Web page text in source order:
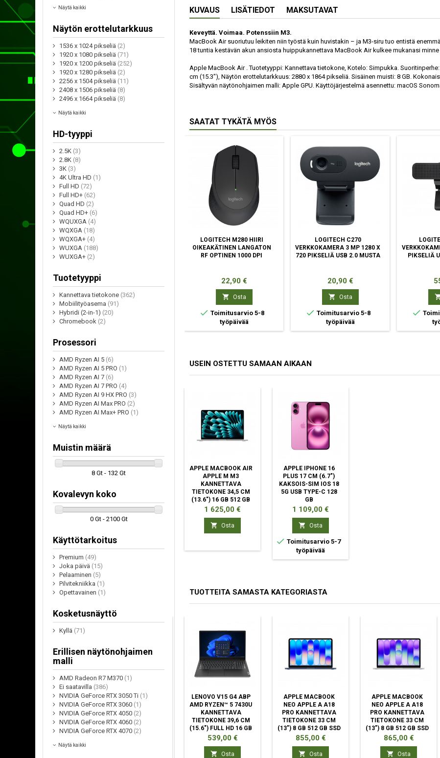
Näytä kaikki
Näytön erottelutarkkuus
1536 x 1024 pikseliä (2)
1920 x 1080 pikseliä (71)
1920 x 1200 pikseliä (252)
1920 x 1280 pikseliä (2)
2256 x 1504 pikseliä (11)
2408 x 1506 pikseliä (8)
2496 x 1664 pikseliä (8)
Näytä kaikki
HD-tyyppi
2.5K (3)
2.8K (8)
3K (3)
4K Ultra HD (1)
Full HD (72)
Full HD+ (62)
Quad HD (2)
Quad HD+ (6)
WQUXGA (4)
WQXGA (18)
WQXGA+ (4)
WUXGA (188)
WUXGA+ (2)
Tuotetyyppi
Kannettava tietokone (362)
Mobiilityöasema (91)
Hybridi (2-in-1) (20)
Chromebook (2)
Prosessori
AMD Ryzen AI 5 (6)
AMD Ryzen AI 5 PRO (1)
AMD Ryzen AI 7 (6)
AMD Ryzen AI 7 PRO (4)
AMD Ryzen AI 9 HX PRO (3)
AMD Ryzen AI Max PRO (2)
AMD Ryzen AI Max+ PRO (1)
Näytä kaikki
Muistin määrä
8 Gt - 132 Gt
Kovalevyn koko
0 Gt - 2100 Gt
Käyttötarkoitus
Premium (49)
Joka päivä (15)
Pelaaminen (5)
Pilvitekniikka (1)
Opettavainen (1)
Kosketusnäyttö
Kyllä (71)
Erillisen näytönohjaimen
malli
AMD Radeon R7 M370 (1)
Ei saatavilla (386)
NVIDIA GeForce RTX 3050 Ti (1)
NVIDIA GeForce RTX 3060 (1)
NVIDIA GeForce RTX 4050 (2)
NVIDIA GeForce RTX 4060 (2)
NVIDIA GeForce RTX 4070 (2)
Näytä kaikki
KUVAUS LISÄTIEDOT MAKSUTAVAT
Keveyttä. Voimaa. Potenssiin M3.
MacBook Air suoriutuu leikiten niin työstä kuin huvistakin – ja M3-siru tuo entistä
18 tuntia kestävän akun ansiosta huippu­kannettava MacBook Air kulkee mukanasi
Apple MacBook Air . Tuotetyyppi: Kannettava tietokone, Kotelo: Simpukka.
cm (15.3"), Näytön erottelutarkkuus: 2880 x 1864 pikseliä. Sisäinen muisti: 8 GB.
Sisältyvän näytönohjaimen malli: Apple GPU. Käyttöjärjestelmä asennettu: macOS
SAATAT TYKÄTÄ MYÖS
LOGITECH M280 HIIRI
OIKEAKÄTINEN LANGATON
RF OPTINEN 1000 DPI
Hinta
22,90 €
 Osta
 Toimitusarvio 5-8
työpäivää
LOGITECH C270
VERKKOKAMERA 3 MP 1280 X
720 PIKSELIÄ USB 2.0 MUSTA
Hinta
20,90 €
 Osta
 Toimitusarvio 5-8
työpäivää
PIKSELIÄ

USEIN OSTETTU SAMAAN AIKAAN
APPLE MACBOOK AIR
APPLE M M3
KANNETTAVA
TIETOKONE 34,5 CM
(13.6") 16 GB 512 GB
SSD WI-FI 6E
(802.11AX) MACOS
SONOMA HOPEA
Hinta
1 625,00 €
 Osta
APPLE IPHONE 16
PLUS 17 CM (6.7")
KAKSOIS-SIM IOS 18
5G USB TYPE-C 128
GB
VAALEANPUNAINEN
Hinta
1 109,00 €
 Osta
 Toimitusarvio 5-7
työpäivää
TUOTTEITA SAMASTA KATEGORIASTA
APPLE MACBOOK
PRO APPLE M M5
KANNETTAVA
TIETOKONE 36,1 CM
(14.2") 16 GB 1 TB
(802.11AX) MACOS
DELL PRO 15
ESSENTIAL PV15250
INTEL® CORE™ I5 I5-
1334U KANNETTAVA
TIETOKONE 39,6 CM
(15.6") FULL HD 16 GB
Hinta
LENOVO V15 G4 ABP
AMD RYZEN™ 5 7430U
KANNETTAVA
TIETOKONE 39,6 CM
(15.6") FULL HD 16 GB
DDR4-SDRAM 512 GB
SSD WI-FI 6
Hinta
539,00 €
 Osta
APPLE MACBOOK
NEO APPLE A A18
PRO KANNETTAVA
TIETOKONE 33 CM
(13") 8 GB 512 GB SSD
WI-FI 6E (802.11AX)
MACOS TAHOE
INDIGO
Hinta
855,00 €
 Osta
APPLE MACBOOK
NEO APPLE A A18
PRO KANNETTAVA
TIETOKONE 33 CM
(13") 8 GB 512 GB SSD
WI-FI 6E (802.11AX)
MACOS TAHOE
HOPEA
Hinta
865,00 €
 Osta